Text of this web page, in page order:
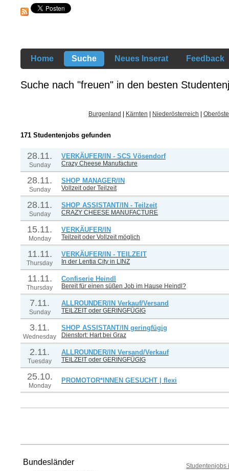
Home Suche Neues Inserat Feedback
Suche nach "freuen" in den besten
Burgenland Kärnten Niederösterreich
171 Studentenjobs gefunden
28.11.
Sunday
VERKÄUFER/IN - SCS Vösendorf
Crazy Cheese Manufacture
28.11.
Sunday
SHOP MANAGER/IN
Vollzeit oder Teilzeit
28.11.
Sunday
SHOP ASSISTANT/IN - Teilzeit
CRAZY CHEESE MANUFACTURE
15.11.
Monday
VERKÄUFER/IN
Teilzeit oder Vollzeit möglich
11.11.
Thursday
VERKÄUFER/IN - TEILZEIT
In der Lentia City in LINZ
11.11.
Thursday
Confiserie Heindl
Bereit für einen süßen Job im Hause Heindl?
7.11.
Sunday
ALLROUNDER/IN Verkauf/Versand
TEILZEIT oder GERINGFÜGIG
3.11.
Wednesday
SHOP ASSISTANT/IN geringfügig
Dienstort: Hart bei Graz
2.11.
Tuesday
ALLROUNDER/IN Versand/Verkauf
TEILZEIT oder GERINGFÜGIG
25.10.
Monday
PROMOTOR*INNEN GESUCHT | flexi
Bundesländer
Studentenjobs